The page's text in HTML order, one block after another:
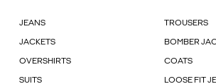
JEANS TROUSERS
JACKETS BOMBER
OVERSHIRTS COATS
SUITS LOOSE FIT